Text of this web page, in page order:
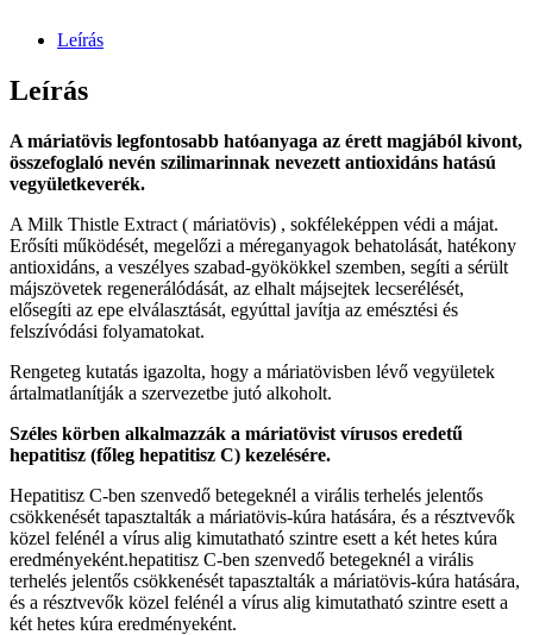
Leírás
Leírás
A máriatövis legfontosabb hatóanyaga az érett magjából kivont,
összefoglaló nevén szilimarinnak nevezett antioxidáns hatású
vegyületkeverék.
A Milk Thistle Extract ( máriatövis) , sokféleképpen védi a májat.
Erősíti működését, megelőzi a méreganyagok behatolását, hatékony
antioxidáns, a veszélyes szabad-gyökökkel szemben, segíti a sérült
májszövetek regenerálódását, az elhalt májsejtek lecserélését,
elősegíti az epe elválasztását, egyúttal javítja az emésztési és
felszívódási folyamatokat.
Rengeteg kutatás igazolta, hogy a máriatövisben lévő vegyületek
ártalmatlanítják a szervezetbe jutó alkoholt.
Széles körben alkalmazzák a máriatövist vírusos eredetű
hepatitisz (főleg hepatitisz C) kezelésére.
Hepatitisz C-ben szenvedő betegeknél a virális terhelés jelentős
csökkenését tapasztalták a máriatövis-kúra hatására, és a résztvevők
közel felénél a vírus alig kimutatható szintre esett a két hetes kúra
eredményeként.hepatitisz C-ben szenvedő betegeknél a virális
terhelés jelentős csökkenését tapasztalták a máriatövis-kúra hatására,
és a résztvevők közel felénél a vírus alig kimutatható szintre esett a
két hetes kúra eredményeként.